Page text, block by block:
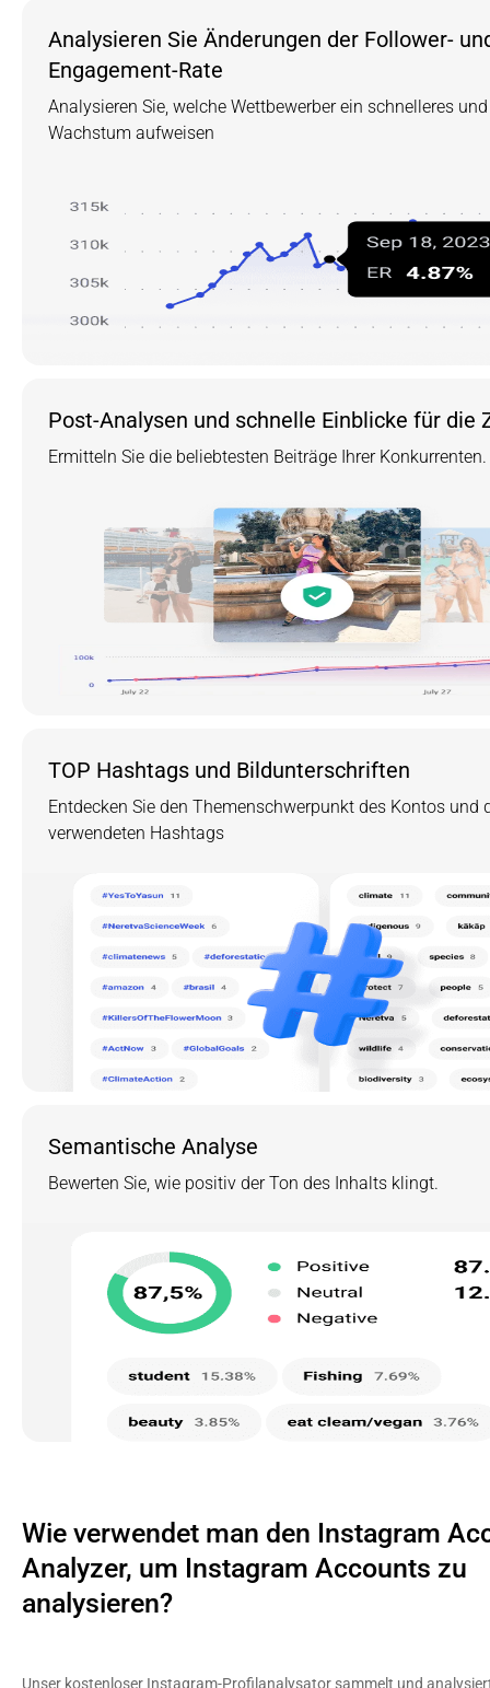
Analysieren Sie Änderungen der Follower- und
Engagement-Rate
Analysieren Sie, welche Wettbewerber ein schnelleres und
Wachstum aufweisen
Post-Analysen und schnelle Einblicke für die
Ermitteln Sie die beliebtesten Beiträge Ihrer Konkurrenten.
TOP Hashtags und Bildunterschriften
Entdecken Sie den Themenschwerpunkt des Kontos und
verwendeten Hashtags
Semantische Analyse
Bewerten Sie, wie positiv der Ton des Inhalts klingt.
Wie verwendet man den Instagram
Analyzer, um Instagram Accounts zu
analysieren?
Unser kostenloser Instagram-Profilanalysator sammelt und analysiert